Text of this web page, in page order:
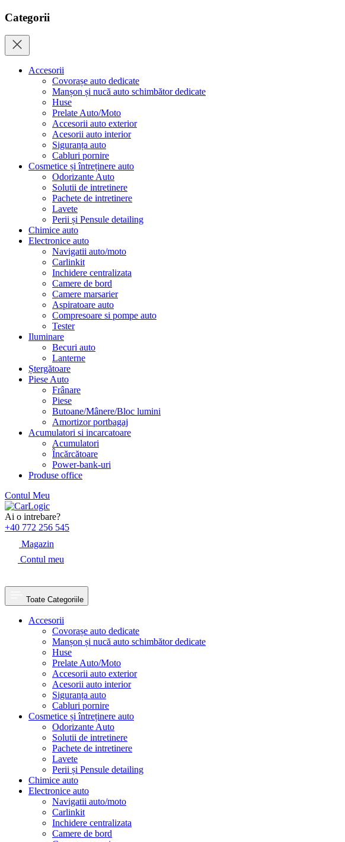
Categorii
Accesorii
Covorașe auto dedicate
Manșon și nucă auto schimbător dedicate
Huse
Prelate Auto/Moto
Accesorii auto exterior
Acesorii auto interior
Siguranța auto
Cabluri pornire
Cosmetice și întreținere auto
Odorizante Auto
Solutii de intretinere
Pachete de intretinere
Lavete
Perii și Pensule detailing
Chimice auto
Electronice auto
Navigatii auto/moto
Carlinkit
Inchidere centralizata
Camere de bord
Camere marsarier
Aspiratoare auto
Compresoare si pompe auto
Tester
Iluminare
Becuri auto
Lanterne
Ștergătoare
Piese Auto
Frânare
Piese
Butoane/Mânere/Bloc lumini
Amortizor portbagaj
Acumulatori si incarcatoare
Acumulatori
Încărcătoare
Power-bank-uri
Produse office
Contul Meu
Skip
to
content
Ai o intrebare?
+40 772 256 545
Magazin
Contul meu
Toate Categoriile
Accesorii
Covorașe auto dedicate
Manșon și nucă auto schimbător dedicate
Huse
Prelate Auto/Moto
Accesorii auto exterior
Acesorii auto interior
Siguranța auto
Cabluri pornire
Cosmetice și întreținere auto
Odorizante Auto
Solutii de intretinere
Pachete de intretinere
Lavete
Perii și Pensule detailing
Chimice auto
Electronice auto
Navigatii auto/moto
Carlinkit
Inchidere centralizata
Camere de bord